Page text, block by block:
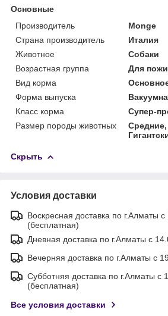
Основные
Производитель
Monge
Страна производитель
Италия
Животное
Собаки
Возрастная группа
Для
Вид корма
Форма выпуска
Класс корма
Супер-
Размер породы животных
Скрыть
Условия доставки
Воскресная доставка по г.Алматы
(бесплатная)
Дневная доставка по г.Алматы с
Вечерняя доставка по г.Алматы с
Субботняя доставка по г.Алматы с
(бесплатная)
Все условия доставки